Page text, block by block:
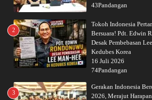
43Pandangan
2
Tokoh Indonesia
Bersuara! Pdt. Edwin
Desak Pembebasan
Kedubes Korea
16 Juli 2026
74Pandangan
3
Gerakan Indonesia
2026, Merajut